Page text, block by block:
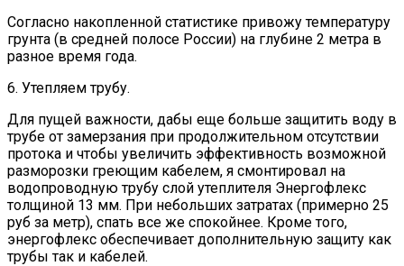
Согласно накопленной статистике привожу температуру
грунта (в средней полосе России) на глубине 2 метра в
разное время года.
6. Утепляем трубу.
Для пущей важности, дабы еще больше защитить воду в
трубе от замерзания при продолжительном отсутствии
протока и чтобы увеличить эффективность возможной
разморозки греющим кабелем, я смонтировал на
водопроводную трубу слой утеплителя Энергофлекс
толщиной 13 мм. При небольших затратах (примерно 25
руб за метр), спать все же спокойнее. Кроме того,
энергофлекс обеспечивает дополнительную защиту как
трубы так и кабелей.